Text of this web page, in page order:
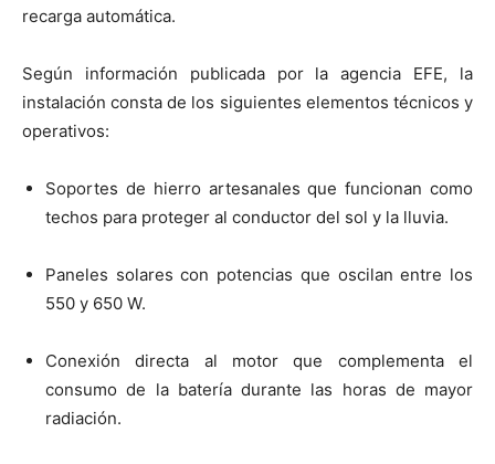
recarga automática.
Según información publicada por la agencia EFE, la
instalación consta de los siguientes elementos técnicos y
operativos:
Soportes de hierro artesanales que funcionan como
techos para proteger al conductor del sol y la lluvia.
Paneles solares con potencias que oscilan entre los
550 y 650 W.
Conexión directa al motor que complementa el
consumo de la batería durante las horas de mayor
radiación.